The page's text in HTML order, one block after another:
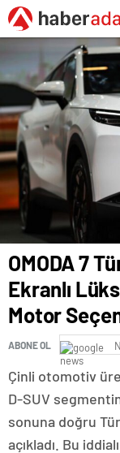
OMODA 7
Ekranlı
Motor
ABONE OL
Çinli otomotiv
D-SUV
sonuna doğru
açıkladı. Bu